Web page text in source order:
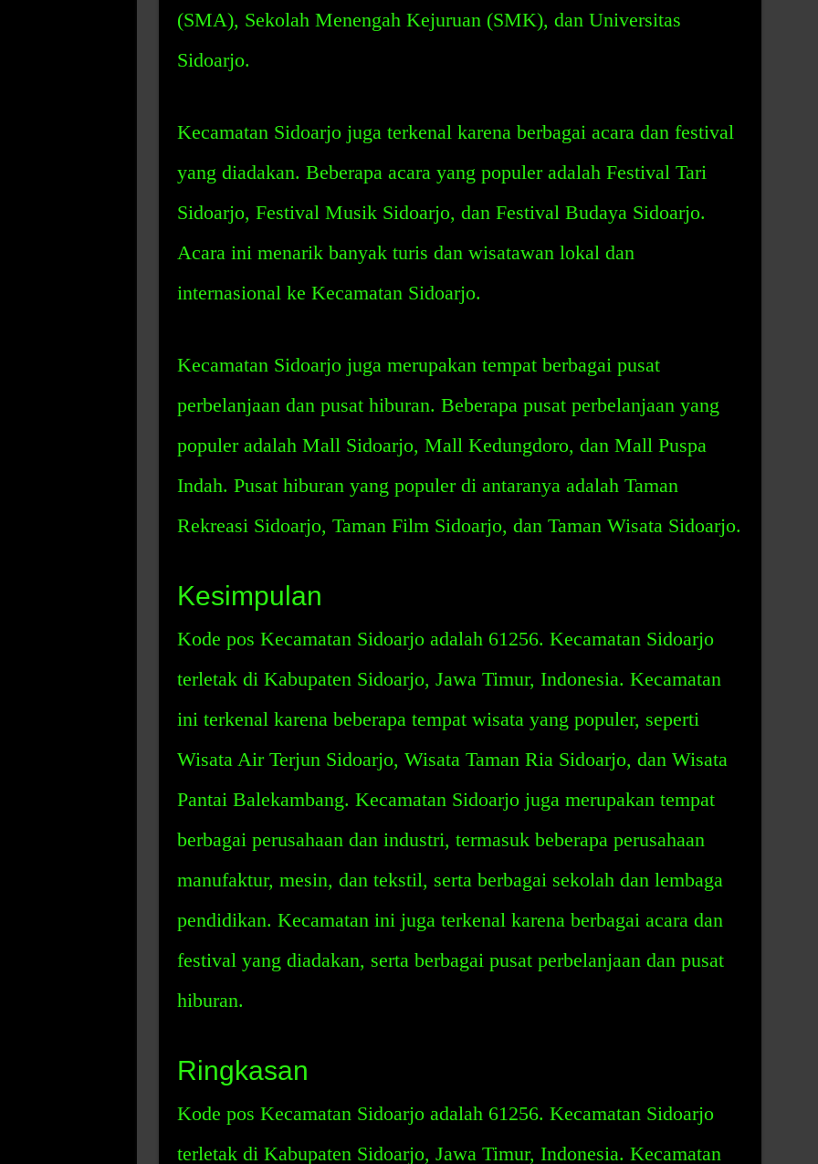
(SMA), Sekolah Menengah Kejuruan (SMK), dan Universitas
Sidoarjo.
Kecamatan Sidoarjo juga terkenal karena berbagai acara dan festival
yang diadakan. Beberapa acara yang populer adalah Festival Tari
Sidoarjo, Festival Musik Sidoarjo, dan Festival Budaya Sidoarjo.
Acara ini menarik banyak turis dan wisatawan lokal dan
internasional ke Kecamatan Sidoarjo.
Kecamatan Sidoarjo juga merupakan tempat berbagai pusat
perbelanjaan dan pusat hiburan. Beberapa pusat perbelanjaan yang
populer adalah Mall Sidoarjo, Mall Kedungdoro, dan Mall Puspa
Indah. Pusat hiburan yang populer di antaranya adalah Taman
Rekreasi Sidoarjo, Taman Film Sidoarjo, dan Taman Wisata Sidoarjo.
Kesimpulan
Kode pos Kecamatan Sidoarjo adalah 61256. Kecamatan Sidoarjo
terletak di Kabupaten Sidoarjo, Jawa Timur, Indonesia. Kecamatan
ini terkenal karena beberapa tempat wisata yang populer, seperti
Wisata Air Terjun Sidoarjo, Wisata Taman Ria Sidoarjo, dan Wisata
Pantai Balekambang. Kecamatan Sidoarjo juga merupakan tempat
berbagai perusahaan dan industri, termasuk beberapa perusahaan
manufaktur, mesin, dan tekstil, serta berbagai sekolah dan lembaga
pendidikan. Kecamatan ini juga terkenal karena berbagai acara dan
festival yang diadakan, serta berbagai pusat perbelanjaan dan pusat
hiburan.
Ringkasan
Kode pos Kecamatan Sidoarjo adalah 61256. Kecamatan Sidoarjo
terletak di Kabupaten Sidoarjo, Jawa Timur, Indonesia. Kecamatan